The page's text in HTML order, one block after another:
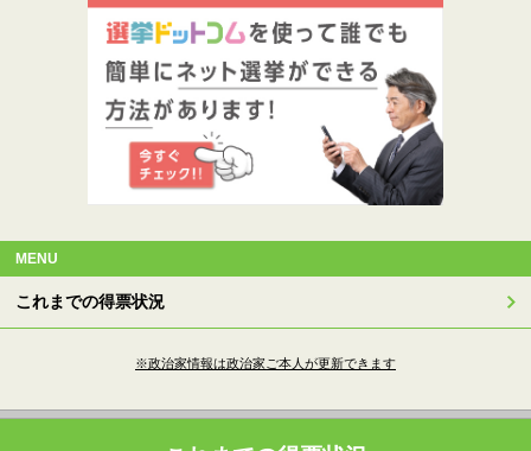
MENU
これまでの得票状況
※政治家情報は政治家ご本人が更新できます